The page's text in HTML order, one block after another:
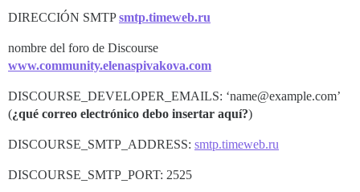
DIRECCIÓN SMTPsmtp.timeweb.ru
nombre del foro de Discourse
www.community.elenaspivakova.com
DISCOURSE_DEVELOPER_EMAILS: ‘name@example.com’
(¿qué correo electrónico debo insertar aquí?)
DISCOURSE_SMTP_ADDRESS: smtp.timeweb.ru
DISCOURSE_SMTP_PORT: 2525